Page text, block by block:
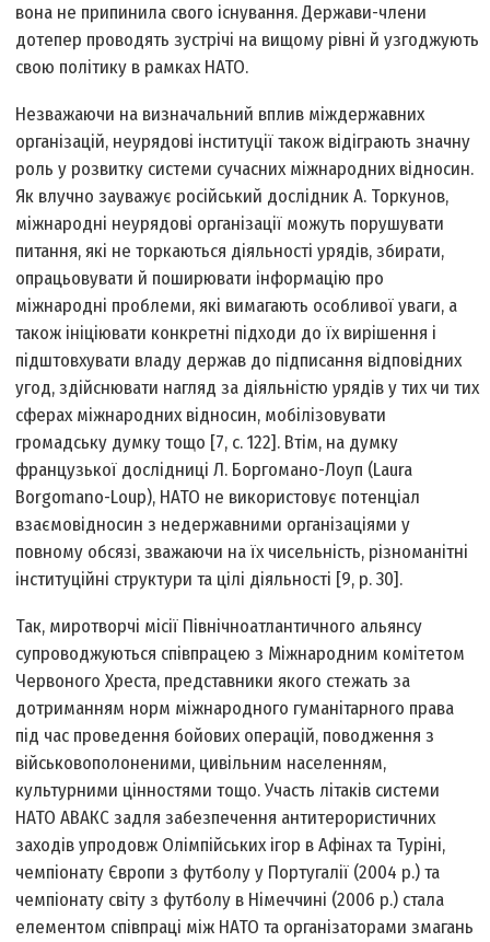
вона не припинила свого існування. Держави-члени
дотепер проводять зустрічі на вищому рівні й узгоджують
свою політику в рамках НАТО.
Незважаючи на визначальний вплив міждержавних
організацій, неурядові інституції також відіграють значну
роль у розвитку системи сучасних міжнародних відносин.
Як влучно зауважує російський дослідник А. Торкунов,
міжнародні неурядові організації можуть порушувати
питання, які не торкаються діяльності урядів, збирати,
опрацьовувати й поширювати інформацію про
міжнародні проблеми, які вимагають особливої уваги, а
також ініціювати конкретні підходи до їх вирішення і
підштовхувати владу держав до підписання відповідних
угод, здійснювати нагляд за діяльністю урядів у тих чи тих
сферах міжнародних відносин, мобілізовувати
громадську думку тощо [7, c. 122]. Втім, на думку
французької дослідниці Л. Боргомано-Лоуп (Laura
Borgomano-Loup), НАТО не використовує потенціал
взаємовідносин з недержавними організаціями у
повному обсязі, зважаючи на їх чисельність, різноманітні
інституційні структури та цілі діяльності [9, p. 30].
Так, миротворчі місії Північноатлантичного альянсу
супроводжуються співпрацею з Міжнародним комітетом
Червоного Хреста, представники якого стежать за
дотриманням норм міжнародного гуманітарного права
під час проведення бойових операцій, поводження з
військовополоненими, цивільним населенням,
культурними цінностями тощо. Участь літаків системи
НАТО АВАКС задля забезпечення антитерористичних
заходів упродовж Олімпійських ігор в Афінах та Туріні,
чемпіонату Європи з футболу у Португалії (2004 р.) та
чемпіонату світу з футболу в Німеччині (2006 р.) стала
елементом співпраці між НАТО та організаторами змагань